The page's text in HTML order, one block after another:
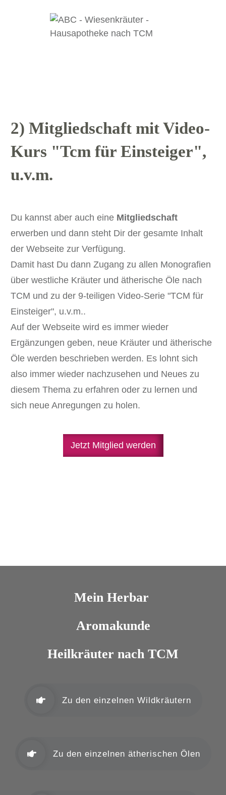
2) Mitgliedschaft mit Video-
Kurs "Tcm für Einsteiger",
u.v.m.
Du kannst aber auch eine Mitgliedschaft
erwerben und dann steht Dir der gesamte Inhalt
der Webseite zur Verfügung.
Damit hast Du dann Zugang zu allen Monografien
über westliche Kräuter und ätherische Öle nach
TCM und zu der 9-teiligen Video-Serie "TCM für
Einsteiger", u.v.m..
Auf der Webseite wird es immer wieder
Ergänzungen geben, neue Kräuter und ätherische
Öle werden beschrieben werden. Es lohnt sich
also immer wieder nachzusehen und Neues zu
diesem Thema zu erfahren oder zu lernen und
sich neue Anregungen zu holen.
Jetzt Mitglied werden
Mein Herbar
Aromakunde
Heilkräuter nach TCM
Zu den einzelnen Wildkräutern
Zu den einzelnen ätherischen Ölen